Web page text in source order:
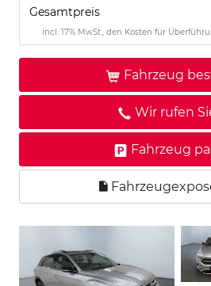
Gesamtpreis
incl. 17% MwSt., den Kosten für
Fahrzeug
Wir rufen
Fahrzeug